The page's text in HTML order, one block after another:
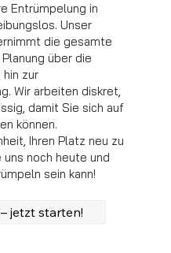
Entrümpelung in
Unser
die gesamte
über die
zur
Wir arbeiten diskret,
damit Sie sich auf
können.
Ihren Platz neu zu
noch heute und
sein kann!
jetzt starten!